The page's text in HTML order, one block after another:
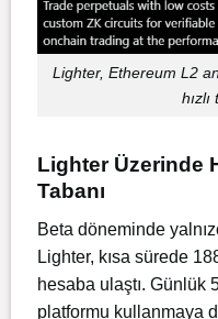
Lighter, Ethereum L2
Lighter Üzerinde
Tabanı
Beta döneminde
Lighter, kısa sürede
hesaba ulaştı. Günlük
platformu kullanmaya